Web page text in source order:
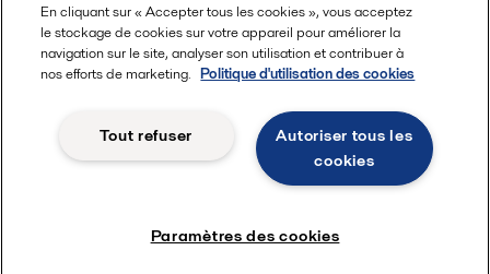
Tous les bureaux et partenaires
© 2015-2026, ALFA LAVAL
Cookies policy Legal terms and conditions
En cliquant sur « Accepter tous les cookies », vous acceptez
le stockage de cookies sur votre appareil pour améliorer la
navigation sur le site, analyser son utilisation et contribuer à
nos efforts de marketing. Politique d'utilisation des cookies
Autoriser tous les
cookies
Tout refuser
Paramètres des cookies